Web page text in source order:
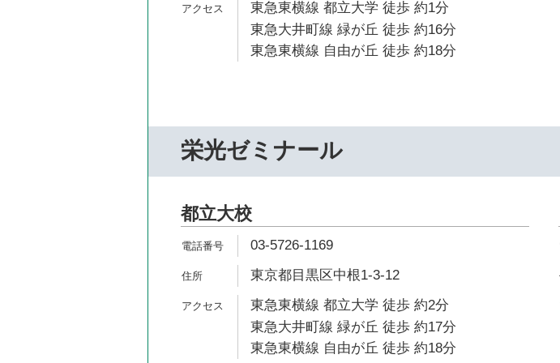
東急東横線 都立大学 徒歩 約1分
東急大井町線 緑が丘 徒歩 約16分
東急東横線 自由が丘 徒歩 約18分
栄光ゼミナール
都立大校
03-5726-1169
東京都目黒区中根1-3-12
東急東横線 都立大学 徒歩 約2分
東急大井町線 緑が丘 徒歩 約17分
東急東横線 自由が丘 徒歩 約18分